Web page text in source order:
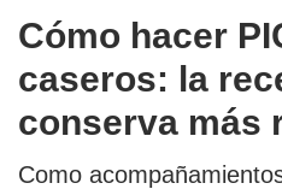
Cómo hacer
caseros: la
conserva más
Como